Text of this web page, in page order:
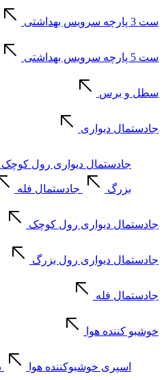
ست 3 پارچه سرویس بهداشتی
ست 5 پارچه سرویس بهداشتی
سطل و برس
جادستمال دیواری
جادستمال دیواری رول کوچک
بزرگ جادستمال فله
جادستمال دیواری رول کوچک
جادستمال دیواری رول بزرگ
جادستمال فله
خوشبو کننده هوا
اسپری خوشبوکننده هوا